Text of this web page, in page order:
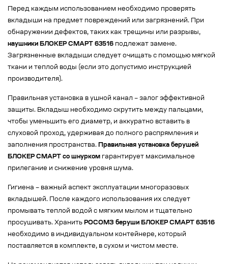
Перед каждым использованием необходимо проверять
вкладыши на предмет повреждений или загрязнений. При
обнаружении дефектов, таких как трещины или разрывы,
наушники БЛОКЕР СМАРТ 63516 подлежат замене.
Загрязненные вкладыши следует очищать с помощью мягкой
ткани и теплой воды (если это допустимо инструкцией
производителя).
Правильная установка в ушной канал – залог эффективной
защиты. Вкладыш необходимо скрутить между пальцами,
чтобы уменьшить его диаметр, и аккуратно вставить в
слуховой проход, удерживая до полного распрямления и
заполнения пространства. Правильная установка берушей
БЛОКЕР СМАРТ со шнурком гарантирует максимальное
прилегание и снижение уровня шума.
Гигиена – важный аспект эксплуатации многоразовых
вкладышей. После каждого использования их следует
промывать теплой водой с мягким мылом и тщательно
просушивать. Хранить РОСОМЗ беруши БЛОКЕР СМАРТ 63516
необходимо в индивидуальном контейнере, который
поставляется в комплекте, в сухом и чистом месте.